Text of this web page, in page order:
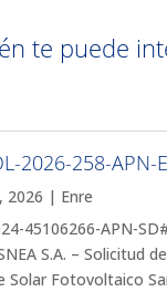
te puede
2026-258-APN-
2026 | Enre
45106266-APN-
S.A. – Solicitud
Solar Fotovoltaico